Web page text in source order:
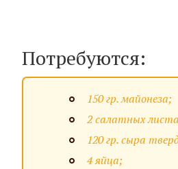
Потребуются:
150 гр. майонеза;
2 салатных
120 гр. сыра
4 яйца;